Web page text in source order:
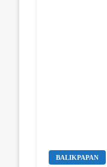
BALIKPAPAN